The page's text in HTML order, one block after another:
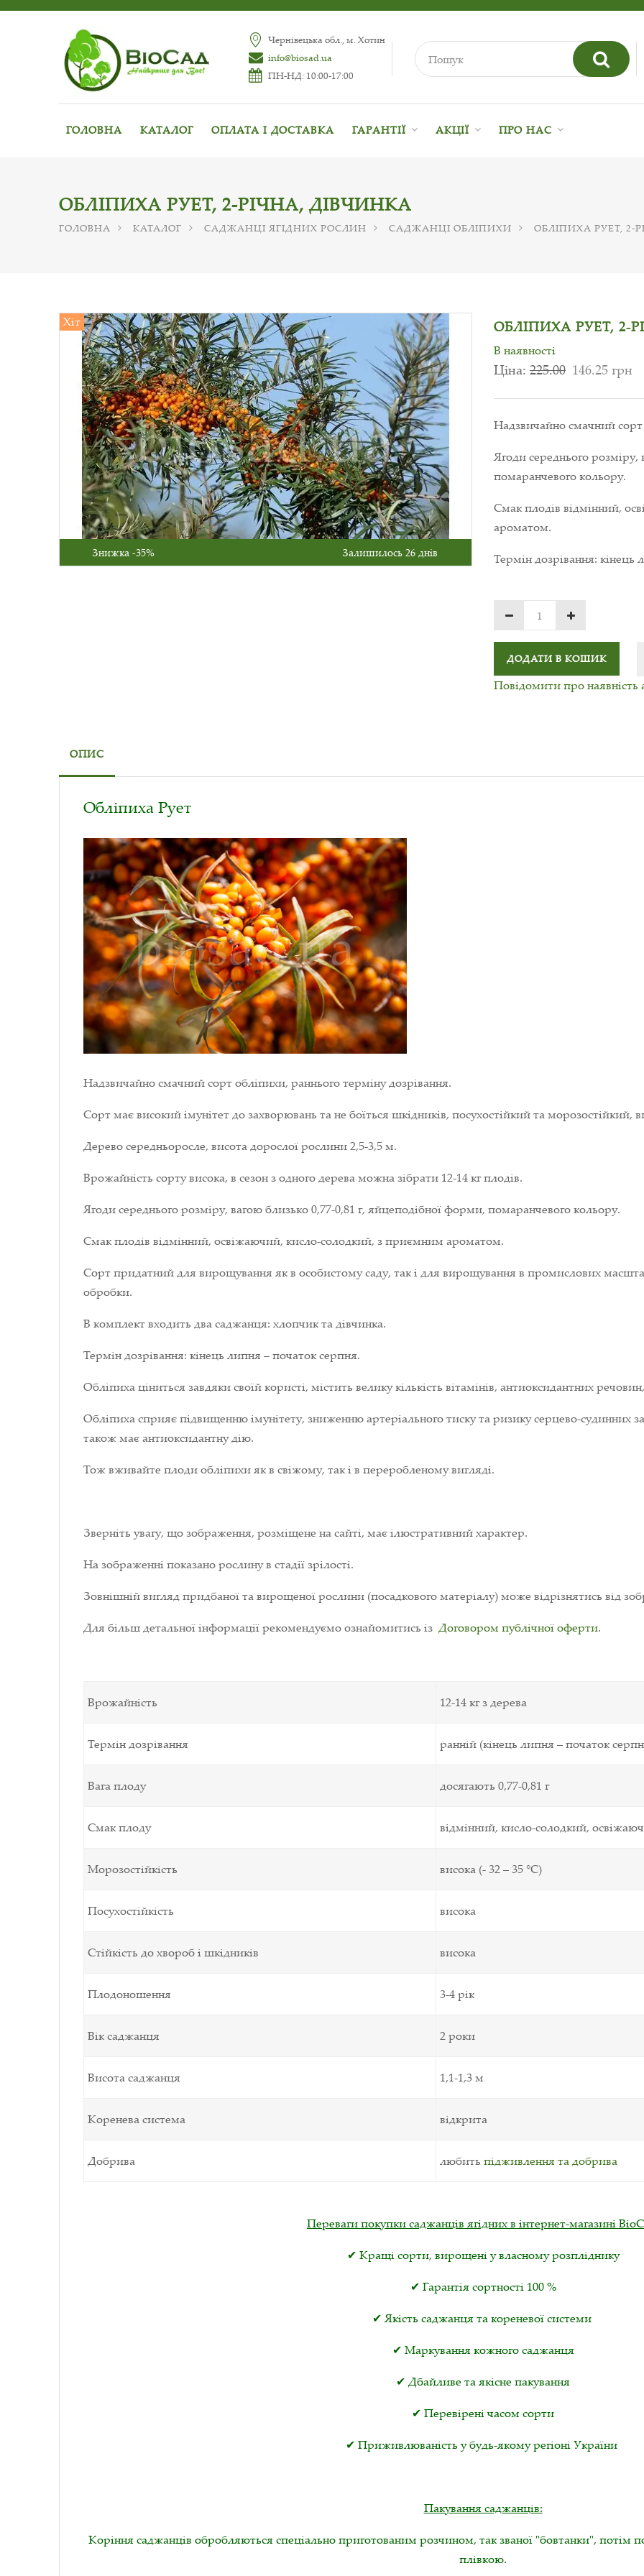
Чернівецька обл., м. Хотин
info@biosad.ua
ПН-НД: 10:00-17:00
ГОЛОВНА КАТАЛОГ ОПЛАТА І ДОСТАВКА ГАРАНТІЇ АКЦІЇ ПРО НАС
ОБЛІПИХА РУЕТ, 2-РІЧНА, ДІВЧИНКА
ГОЛОВНА КАТАЛОГ САДЖАНЦІ ЯГІДНИХ РОСЛИН САДЖАНЦІ ОБЛІПИХИ ОБЛІПИХА РУЕТ, 2-
Хіт
Знижка -35% Залишилось 26 днів
ОБЛІПИХА РУЕТ, 2-
В наявності
Ціна: 225.00 146.25 грн
Надзвичайно смачний сорт
Ягоди середнього
помаранчевого кольору.
Смак плодів відмінний,
ароматом.
Термін дозрівання: кінець
ДОДАТИ В КОШИК
Повідомити про наявність
ОПИС
Обліпиха Рует
Надзвичайно смачний сорт обліпихи, раннього терміну дозрівання.
Сорт має високий імунітет до захворювань та не боїться шкідників, посухостійкий та морозостійкий,
Дерево середньоросле, висота дорослої рослини 2,5-3,5 м.
Врожайність сорту висока, в сезон з одного дерева можна зібрати 12-14 кг плодів.
Ягоди середнього розміру, вагою близько 0,77-0,81 г, яйцеподібної форми, помаранчевого кольору.
Смак плодів відмінний, освіжаючий, кисло-солодкий, з приємним ароматом.
Сорт придатний для вирощування як в особистому саду, так і для вирощування в промислових
обробки.
В комплект входить два саджанця: хлопчик та дівчинка.
Термін дозрівання: кінець липня – початок серпня.
Обліпиха ціниться завдяки своїй користі, містить велику кількість вітамінів, антиоксидантних
Обліпиха сприяє підвищенню імунітету, зниженню артеріального тиску та ризику серцево-судинних
також має антиоксидантну дію.
Тож вживайте плоди обліпихи як в свіжому, так і в переробленому вигляді.
Зверніть увагу, що зображення, розміщене на сайті, має ілюстративний характер.
На зображенні показано рослину в стадії зрілості.
Зовнішній вигляд придбаної та вирощеної рослини (посадкового матеріалу) може відрізнятись від
Для більш детальної інформації рекомендуємо ознайомитись із Договором публічної оферти.
Врожайність 12-14 кг з дерева
Термін дозрівання ранній (кінець липня – початок
Вага плоду досягають 0,77-0,81 г
Смак плоду відмінний, кисло-солодкий,
Морозостійкість висока (- 32 – 35 °C)
Посухостійкість висока
Стійкість до хвороб і шкідників висока
Плодоношення 3-4 рік
Вік саджанця 2 роки
Висота саджанця 1,1-1,3 м
Коренева система відкрита
Добрива любить підживлення та добрива
Переваги покупки саджанців ягідних в інтернет-магазині
✔ Кращі сорти, вирощені у власному розпліднику
✔ Гарантія сортності 100 %
✔ Якість саджанця та кореневої системи
✔ Маркування кожного саджанця
✔ Дбайливе та якісне пакування
✔ Перевірені часом сорти
✔ Приживлюваність у будь-якому регіоні України
Пакування саджанців:
Коріння саджанців обробляються спеціально приготованим розчином, так званої "бовтанки", потім
плівкою.